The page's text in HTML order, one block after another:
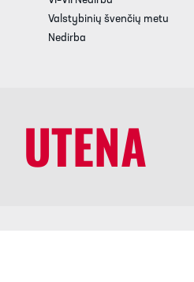
Valstybinių švenčių metu
Nedirba
UTENA